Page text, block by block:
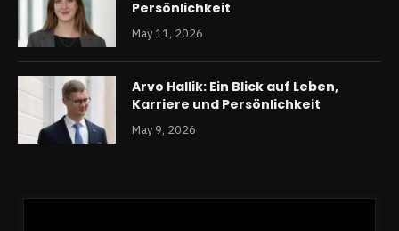
Persönlichkeit
May 11, 2026
Arvo Hallik: Ein Blick auf Leben,
Karriere und Persönlichkeit
May 9, 2026